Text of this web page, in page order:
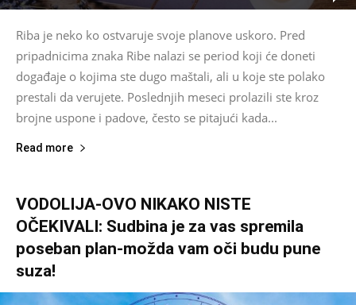
Riba je neko ko ostvaruje svoje planove uskoro. Pred
pripadnicima znaka Ribe nalazi se period koji će doneti
događaje o kojima ste dugo maštali, ali u koje ste polako
prestali da verujete. Poslednjih meseci prolazili ste kroz
brojne uspone i padove, često se pitajući kada...
Read more
VODOLIJA-OVO NIKAKO NISTE
OČEKIVALI: Sudbina je za vas spremila
poseban plan-možda vam oči budu pune
suza!